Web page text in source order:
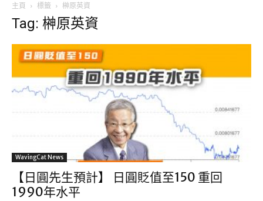
主頁 標籤 榊原英資
Tag: 榊原英資
WavingCat News
【日圓先生預計】 日圓貶值至150 重回
1990年水平